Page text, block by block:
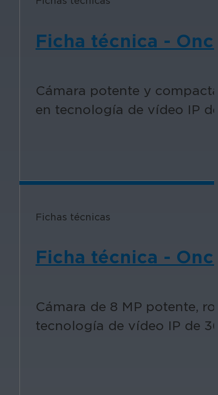
Ficha técnica -
Cámara potente y
en tecnología de vídeo IP
Fichas técnicas
Ficha técnica -
Cámara de 8 MP potente,
tecnología de vídeo IP de